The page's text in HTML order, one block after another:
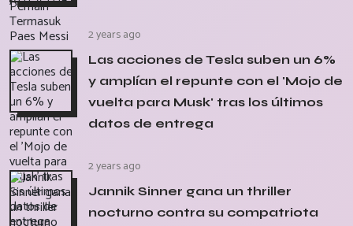
2 years ago
Las acciones de Tesla suben un 6%
y amplían el repunte con el 'Mojo de
vuelta para Musk' tras los últimos
datos de entrega
2 years ago
Jannik Sinner gana un thriller
nocturno contra su compatriota